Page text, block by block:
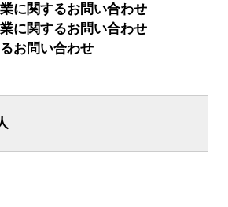
に関するお問い合わせ
に関するお問い合わせ
お問い合わせ